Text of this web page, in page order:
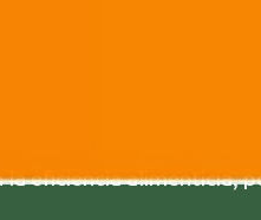
eficiencia